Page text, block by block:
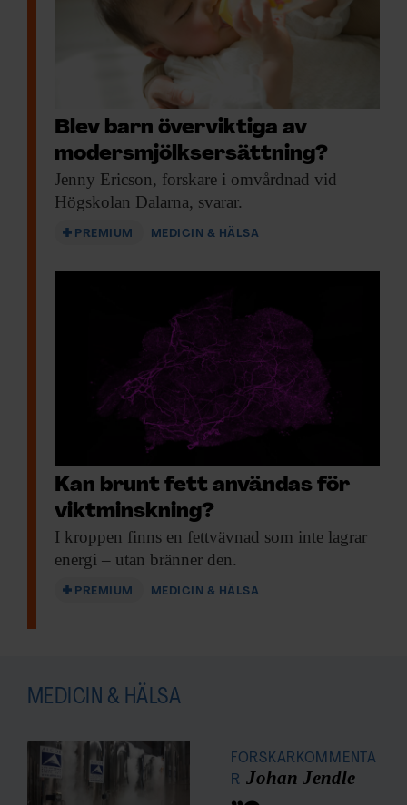
Blev barn överviktiga av
moders­mjölks­ersättning?
Jenny Ericson, forskare i omvårdnad vid
Högskolan Dalarna, svarar.
PREMIUM MEDICIN & HÄLSA
Kan brunt fett användas för
viktminskning?
I kroppen finns en fettvävnad som inte lagrar
energi – utan bränner den.
PREMIUM MEDICIN & HÄLSA
MEDICIN & HÄLSA
FORSKARKOMMENTA
R Johan Jendle